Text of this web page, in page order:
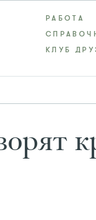
РАБОТА
КЛУБ